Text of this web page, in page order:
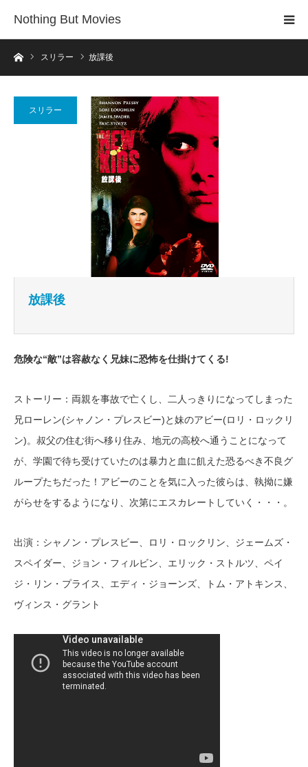
Nothing But Movies
ホームスリラー 放課後
スリラー
放課後
危険な“敵”は容赦なく兄妹に恐怖を仕掛けてくる!
ストーリー：両親を事故で亡くし、二人っきりになってしまった
兄ローレン(シャノン・プレスビー)と妹のアビー(ロリ・ロックリ
ン)。叔父の住む街へ移り住み、地元の高校へ通うことになって
が、学園で待ち受けていたのは暴力と血に飢えた恐るべき不良グ
ループたちだった！アビーのことを気に入った彼らは、執拗に嫌
がらせをするようになり、次第にエスカレートしていく・・・。
出演：シャノン・プレスビー、ロリ・ロックリン、ジェームズ・
スペイダー、ジョン・フィルビン、エリック・ストルツ、ペイ
ジ・リン・プライス、エディ・ジョーンズ、トム・アトキンス、
ヴィンス・グラント